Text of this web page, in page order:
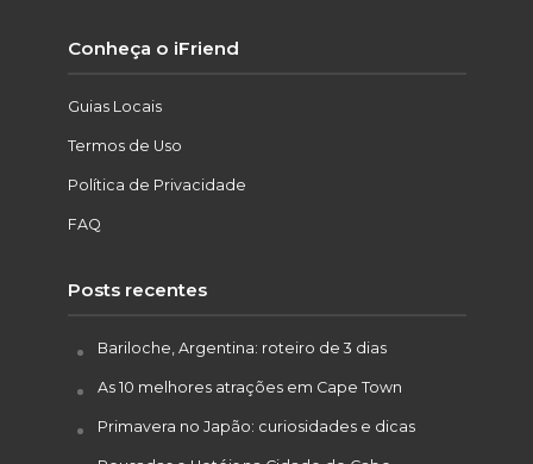
Conheça o iFriend
Guias Locais
Termos de Uso
Política de Privacidade
FAQ
Posts recentes
Bariloche, Argentina: roteiro de 3 dias
As 10 melhores atrações em Cape Town
Primavera no Japão: curiosidades e dicas